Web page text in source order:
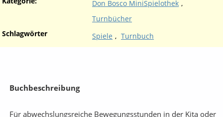
Don Bosco MiniSpielothek ,
Turnbücher
Schlagwörter
Spiele , Turnbuch
Buchbeschreibung
Für abwechslungsreiche Bewegungsstunden in der Kita oder